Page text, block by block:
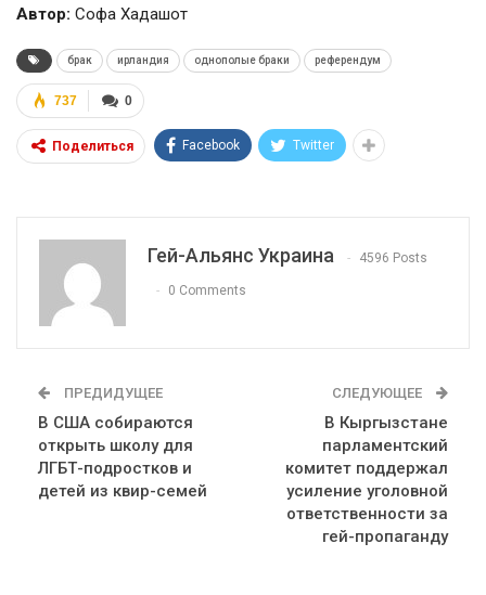
Автор: Софа Хадашот
брак ирландия однополые браки референдум
0
737
Поделиться Facebook Twitter
Гей-Альянс Украина 4596 Posts
0 Comments
ПРЕДИДУЩЕЕ
В США собираются
открыть школу для
ЛГБТ-подростков и
детей из квир-семей
СЛЕДУЮЩЕЕ
В Кыргызстане
парламентский
комитет поддержал
усиление уголовной
ответственности за
гей-пропаганду